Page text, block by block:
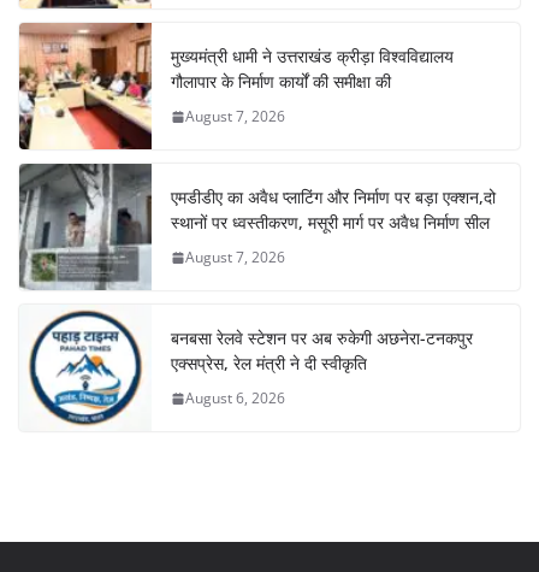
मुख्यमंत्री धामी ने उत्तराखंड क्रीड़ा विश्वविद्यालय
गौलापार के निर्माण कार्यों की समीक्षा की
August 7, 2026
एमडीडीए का अवैध प्लाटिंग और निर्माण पर बड़ा एक्शन,दो
स्थानों पर ध्वस्तीकरण, मसूरी मार्ग पर अवैध निर्माण सील
August 7, 2026
बनबसा रेलवे स्टेशन पर अब रुकेगी अछनेरा-टनकपुर
एक्सप्रेस, रेल मंत्री ने दी स्वीकृति
August 6, 2026